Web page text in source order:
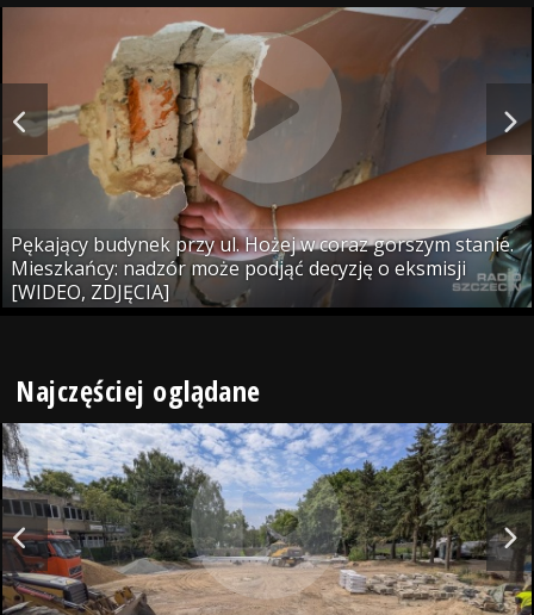
Pękający budynek przy ul. Hożej w coraz gorszym stanie.
Mieszkańcy: nadzór może podjąć decyzję o eksmisji
[WIDEO, ZDJĘCIA]
Najczęściej oglądane